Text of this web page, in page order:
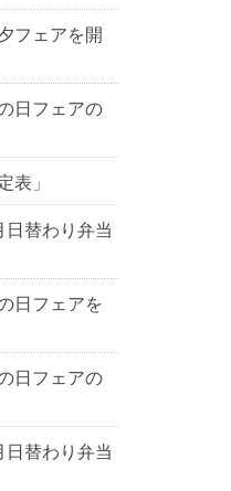
フェアを開
日フェアの
表」
日替わり弁当
日フェアを
日フェアの
日替わり弁当